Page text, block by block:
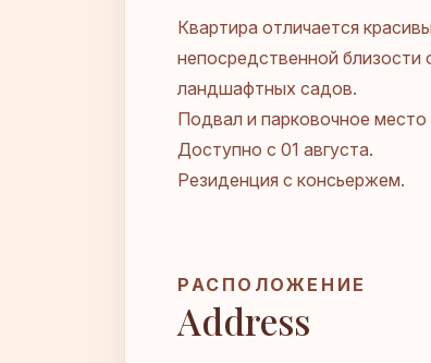
Квартира отличается
непосредственной близости
ландшафтных садов.
Подвал и парковочное
Доступно с 01 августа.
Резиденция с консьержем.
РАСПОЛОЖЕНИЕ
Address